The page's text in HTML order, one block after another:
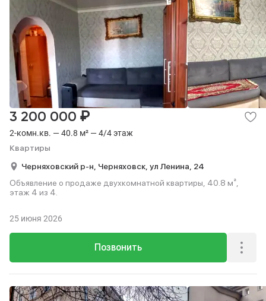
2-комн.кв. — 40.8 м² — 4/4 этаж
Квартиры
3 200 000 ₽
Черняховский р-н, Черняховск, ул Ленина, 24
Объявление о продаже двухкомнатной квартиры, 40.8 м²,
этаж 4 из 4.
Позвонить
25 июня 2026